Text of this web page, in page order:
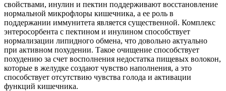
свойствами, инулин и пектин поддерживают восстановление
нормальной микрофлоры кишечника, а ее роль в
поддержании иммунитета является существенной. Комплекс
энтеросорбента с пектином и инулином способствует
нормализации липидного обмена, что довольно актуально
при активном похудении. Такое очищение способствует
похудению за счет восполнения недостатка пищевых волокон,
которые в желудке создают чувство наполнения, а это
способствует отсутствию чувства голода и активации
функций кишечника.